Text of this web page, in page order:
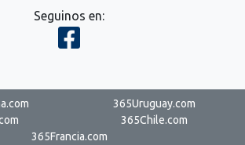
Seguinos en:
365Uruguay.com
365Chile.com
365Francia.com